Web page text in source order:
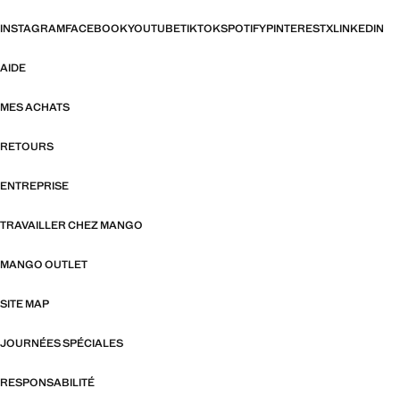
INSTAGRAMFACEBOOKYOUTUBETIKTOKSPOTIFYPINTERESTXLINKEDIN
AIDE
MES ACHATS
RETOURS
ENTREPRISE
TRAVAILLER CHEZ MANGO
MANGO OUTLET
SITE MAP
JOURNÉES SPÉCIALES
RESPONSABILITÉ